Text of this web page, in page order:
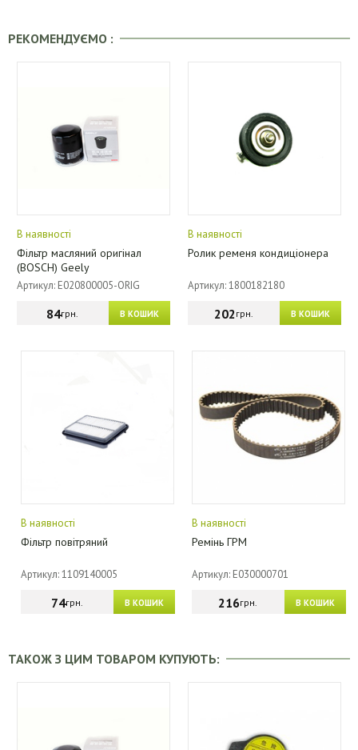
РЕКОМЕНДУЄМО :
В наявності
Фільтр масляний оригінал
(BOSCH) Geely
Артикул: E020800005-ORIG
В КОШИК
84грн.
В наявності
Ролик ременя кондиціонера
Артикул: 1800182180
В КОШИК
202грн.
В наявності
Фільтр повітряний
Артикул: 1109140005
В КОШИК
74грн.
В наявності
Ремінь ГРМ
Артикул: E030000701
В КОШИК
216грн.
ТАКОЖ З ЦИМ ТОВАРОМ КУПУЮТЬ: